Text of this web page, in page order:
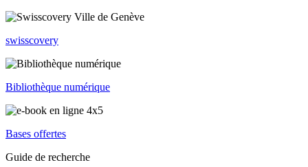
swisscovery
Bibliothèque numérique
Bases offertes
Guide de recherche